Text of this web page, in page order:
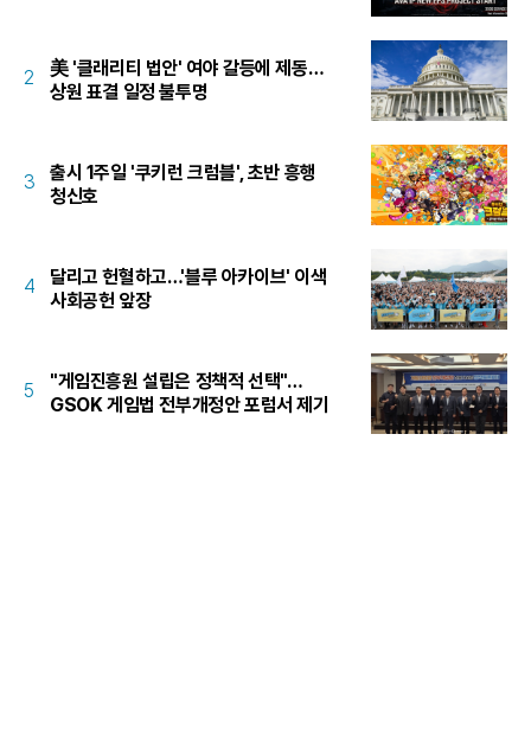
2
美 '클래리티 법안' 여야 갈등에 제동…
상원 표결 일정 불투명
3
출시 1주일 '쿠키런 크럼블', 초반 흥행
청신호
4
달리고 헌혈하고…'블루 아카이브' 이색
사회공헌 앞장
5
"게임진흥원 설립은 정책적 선택"…
GSOK 게임법 전부개정안 포럼서 제기